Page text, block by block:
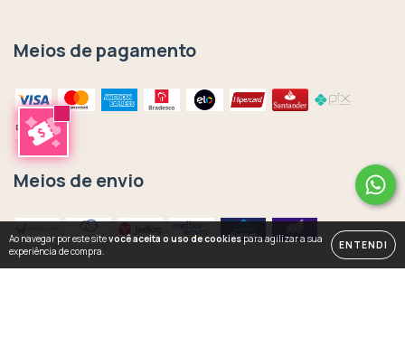
Ao navegar por este sitevocê aceita o uso de cookies para agilizar a sua
experiência de compra.
ENTENDI
Meios de pagamento
Meios de envio